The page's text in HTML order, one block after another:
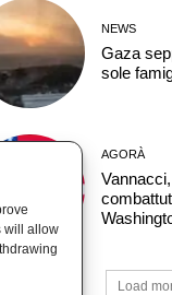
will allow
NEWS
Gaza
sole
AGORÀ
Load